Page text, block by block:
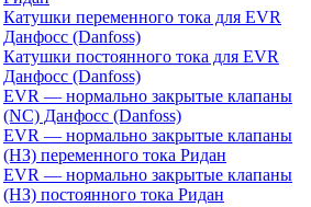
Катушки переменного тока для EVR
Данфосс (Danfoss)
Катушки постоянного тока для EVR
Данфосс (Danfoss)
EVR — нормально закрытые клапаны
(NC) Данфосс (Danfoss)
EVR — нормально закрытые клапаны
(НЗ) переменного тока Ридан
EVR — нормально закрытые клапаны
(НЗ) постоянного тока Ридан